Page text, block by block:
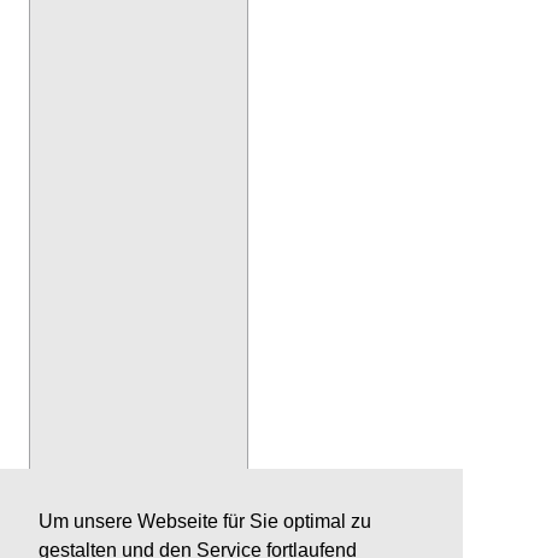
Um unsere Webseite für Sie optimal zu
gestalten und den Service fortlaufend